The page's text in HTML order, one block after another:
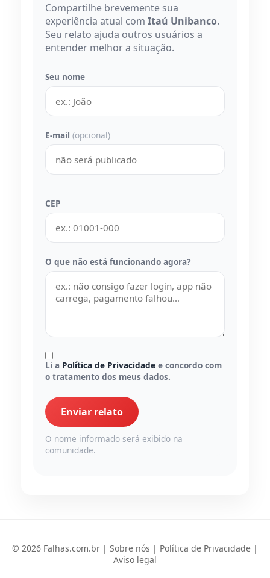
Compartilhe brevemente sua
experiência atual com Itaú Unibanco.
Seu relato ajuda outros usuários a
entender melhor a situação.
Seu nome
E-mail (opcional)
CEP
O que não está funcionando agora?
Li a Política de Privacidade e concordo com
o tratamento dos meus dados.
Enviar relato
O nome informado será exibido na
comunidade.
© 2026 Falhas.com.br | Sobre nós | Política de Privacidade |
Aviso legal